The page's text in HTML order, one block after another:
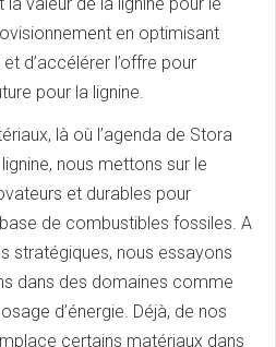
valeur de la lignine pour le
en optimisant
d’accélérer l’offre pour
pour la lignine.
là où l’agenda de Stora
nous mettons sur le
et durables pour
de combustibles fossiles. A
stratégiques, nous essayons
dans des domaines comme
d’énergie. Déjà, de nos
certains matériaux dans